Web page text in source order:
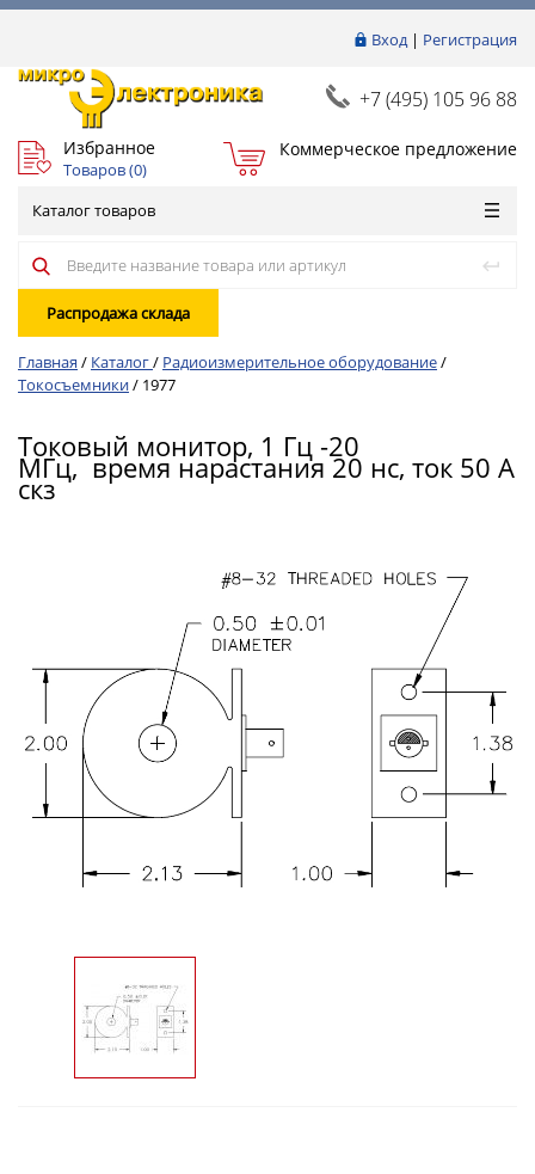
Вход| Регистрация
+7 (495) 105 96 88
Избранное
Товаров (0)
Коммерческое предложение
Каталог товаров
Распродажа склада
Главная / Каталог/ Радиоизмерительное оборудование/
Токосъемники/ 1977
Токовый монитор, 1 Гц -20
МГц, время нарастания 20 нс, ток 50 А
скз